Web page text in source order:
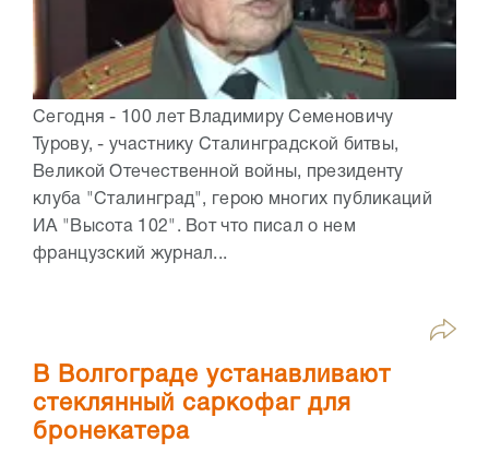
Сегодня - 100 лет Владимиру Семеновичу
Турову, - участнику Сталинградской битвы,
Великой Отечественной войны, президенту
клуба "Сталинград", герою многих публикаций
ИА "Высота 102". Вот что писал о нем
французский журнал...
В Волгограде устанавливают
стеклянный саркофаг для
бронекатера